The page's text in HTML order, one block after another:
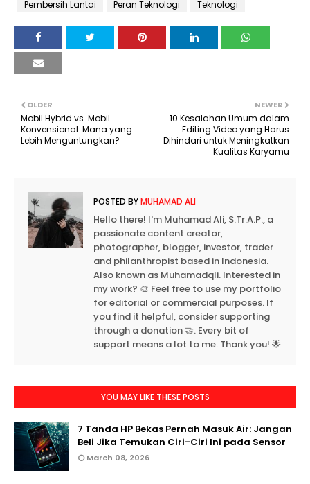
Pembersih Lantai
Peran Teknologi Teknologi
NEWER
10 Kesalahan Umum dalam
Editing Video yang Harus
Dihindari untuk Meningkatkan
Kualitas Karyamu
OLDER
Mobil Hybrid vs. Mobil
Konvensional: Mana yang
Lebih Menguntungkan?
POSTED BYMUHAMAD ALI
Hello there! I'm Muhamad Ali, S.Tr.A.P., a
passionate content creator,
photographer, blogger, investor, trader
and philanthropist based in Indonesia.
Also known as Muhamadqli. Interested in
my work? 🎨 Feel free to use my portfolio
for editorial or commercial purposes. If
you find it helpful, consider supporting
through a donation 🤝. Every bit of
support means a lot to me. Thank you! 🌟
YOU MAY LIKE THESE POSTS
7 Tanda HP Bekas Pernah Masuk Air: Jangan
Beli Jika Temukan Ciri-Ciri Ini pada Sensor
March 08, 2026